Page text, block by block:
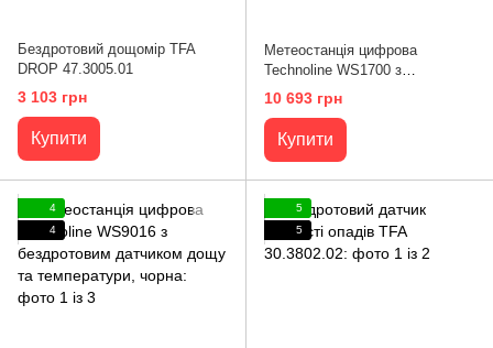
Бездротовий дощомір TFA
DROP 47.3005.01
3 103 грн
Купити
Метеостанція цифрова
Technoline WS1700 з
комплектом зовнішніх датчиків,
10 693 грн
Купити
4
4
5
5